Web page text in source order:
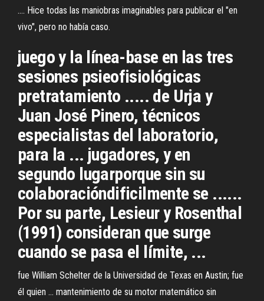
.... Hice todas las maniobras imaginables para publicar el "en
vivo", pero no había caso.
juego y la línea-base en las tres
sesiones psieofisiológicas
pretratamiento ..... de Urja y
Juan José Pinero, técnicos
especialistas del laboratorio,
para la ... jugadores, y en
segundo lugarporque sin su
colaboracióndificilmente se ......
Por su parte, Lesieur y Rosenthal
(1991) consideran que surge
cuando se pasa el límite, ...
fue William Schelter de la Universidad de Texas en Austin; fue
él quien ... mantenimiento de su motor matemático sin